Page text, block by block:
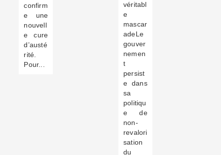
confirm
e une
nouvell
e cure
d’austé
rité.
Pour...
véritabl
e
mascar
adeLe
gouver
nemen
t
persist
e dans
sa
politiqu
e de
non-
revalori
sation
du